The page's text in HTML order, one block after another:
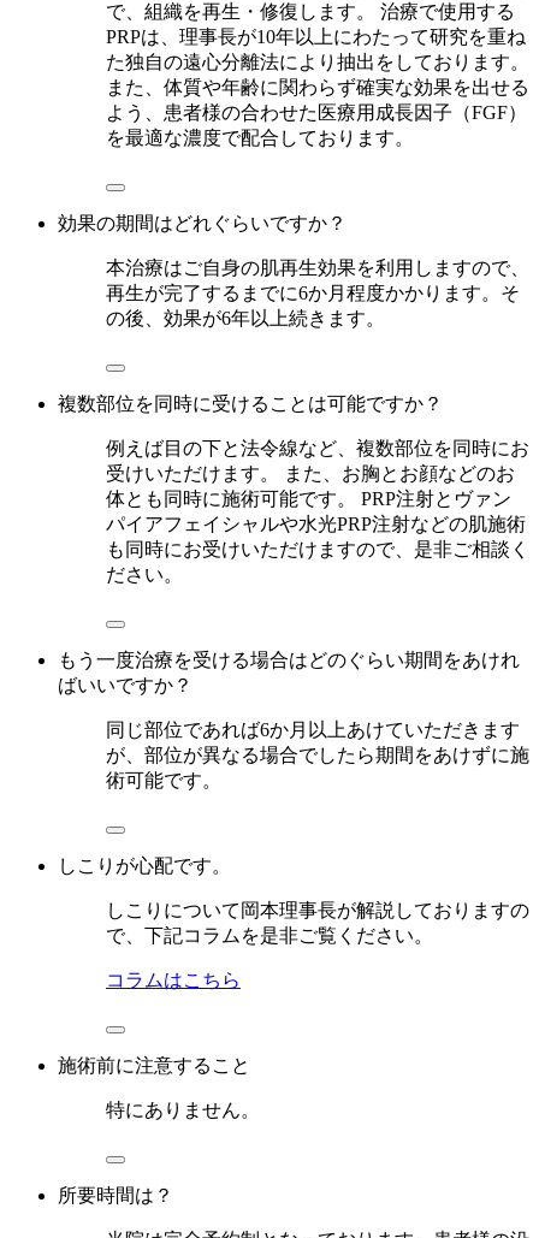
で、組織を再生・修復します。 治療で使用する
PRPは、理事長が10年以上にわたって研究を重ね
た独自の遠心分離法により抽出をしております。
また、体質や年齢に関わらず確実な効果を出せる
よう、患者様の合わせた医療用成長因子（FGF）
を最適な濃度で配合しております。
効果の期間はどれぐらいですか？
本治療はご自身の肌再生効果を利用しますので、
再生が完了するまでに6か月程度かかります。そ
の後、効果が6年以上続きます。
複数部位を同時に受けることは可能ですか？
例えば目の下と法令線など、複数部位を同時にお
受けいただけます。 また、お胸とお顔などのお
体とも同時に施術可能です。 PRP注射とヴァン
パイアフェイシャルや水光PRP注射などの肌施術
も同時にお受けいただけますので、是非ご相談く
ださい。
もう一度治療を受ける場合はどのぐらい期間をあけれ
ばいいですか？
同じ部位であれば6か月以上あけていただきます
が、部位が異なる場合でしたら期間をあけずに施
術可能です。
しこりが心配です。
しこりについて岡本理事長が解説しておりますの
で、下記コラムを是非ご覧ください。
コラムはこちら
施術前に注意すること
特にありません。
所要時間は？